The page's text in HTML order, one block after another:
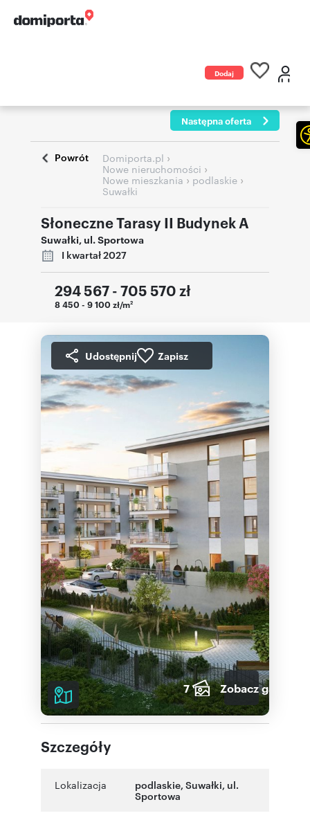
Dodaj
Następna oferta
Powrót Domiporta.pl ›
Nowe nieruchomości ›
Nowe mieszkania › podlaskie ›
Suwałki
Słoneczne Tarasy II Budynek A
Suwałki, ul. Sportowa
I kwartał 2027
294 567 - 705 570 zł
8 450 - 9 100 zł/m2
Udostępnij Zapisz
7 Zobacz galerię
Szczegóły
Lokalizacja podlaskie, Suwałki, ul.
Sportowa